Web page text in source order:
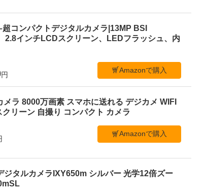
コンパクトデジタルカメラ|13MP BSI
2.8インチLCDスクリーン、LEDフラッシュ、内
円
Amazonで購入
ラ 8000万画素 スマホに送れる デジカメ WIFI
リーン 自撮り コンパクト カメラ
Amazonで購入
タルカメラIXY650m シルバー 光学12倍ズー